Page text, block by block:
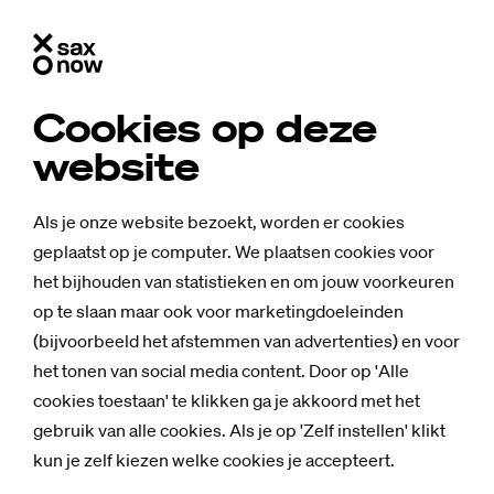
Cookies op deze
website
Als je onze website bezoekt, worden er cookies
geplaatst op je computer. We plaatsen cookies voor
het bijhouden van statistieken en om jouw voorkeuren
op te slaan maar ook voor marketingdoeleinden
(bijvoorbeeld het afstemmen van advertenties) en voor
het tonen van social media content. Door op 'Alle
cookies toestaan' te klikken ga je akkoord met het
gebruik van alle cookies. Als je op 'Zelf instellen' klikt
kun je zelf kiezen welke cookies je accepteert.
Nieuws
So­ci­aal plan